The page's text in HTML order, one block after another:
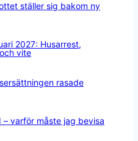
ställer sig bakom ny
2027: Husarrest,
vite
rasade
varför måste jag bevisa